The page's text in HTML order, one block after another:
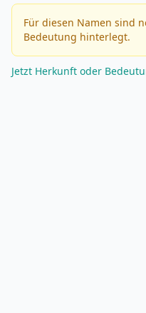
Für diesen Namen sind
Bedeutung hinterlegt.
Jetzt Herkunft oder